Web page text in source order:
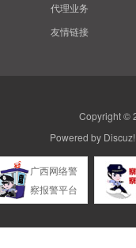
代理业务
友情链接
Copyright ©
Powered by Discuz!
广西网络警
察报警平台